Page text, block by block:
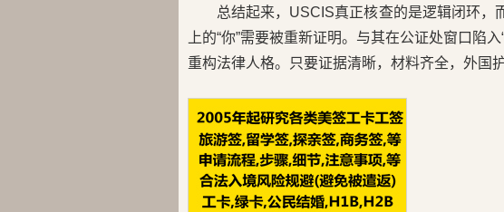
总结起来，USCIS真正核查的是逻辑闭环，
上的“你”需要被重新证明。与其在公证处窗口陷
重构法律人格。只要证据清晰，材料齐全，外国